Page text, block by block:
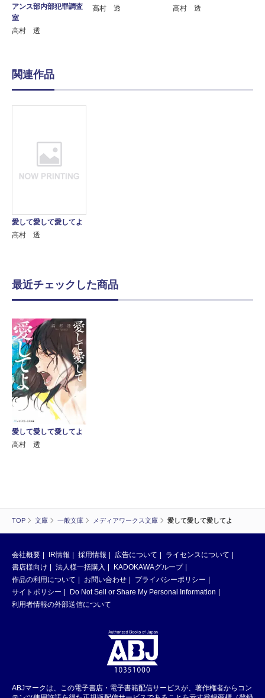
TOP 文庫 一般文庫 メディアワークス文庫 愛して愛して愛してよ
アンス部内部犯罪調査
室
高村 透
高村 透
高村 透
関連作品
愛して愛して愛してよ
高村 透
最近チェックした商品
愛して愛して愛してよ
高村 透
会社概要 IR情報 採用情報 広告について
ライセンスについて
書店様向け
法人様一括購入
KADOKAWAグループ
作品の利用について
お問い合わせ
プライバシーポリシー
サイトポリシー
Do Not Sell or Share My Personal Information
利用者情報の外部送信について
ABJマークは、この電子書店・電子書籍配信サービスが、著作権者からコン